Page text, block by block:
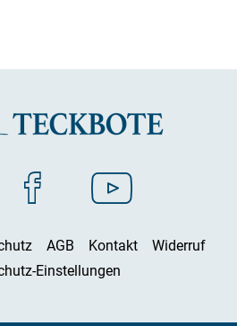
AGB Kontakt
Widerruf
Einstellungen